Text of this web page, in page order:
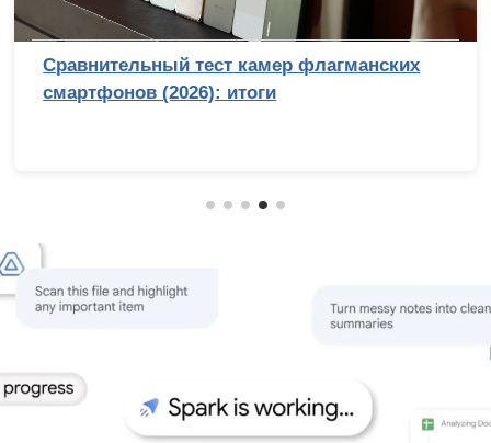
Сравнительный тест камер флагманских
смартфонов (2026): итоги